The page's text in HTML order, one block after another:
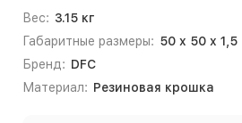
Вес: 3.15 кг
Габаритные размеры: 50 x 50 x 1,5
Бренд: DFC
Материал: Резиновая крошка